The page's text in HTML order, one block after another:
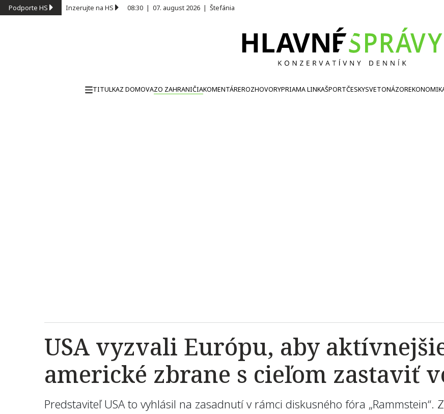
Podporte HS Inzerujte na HS 08:30 | 07. august 2026 | Štefánia
TITULKAZ DOMOVAZO ZAHRANIČIAKOMENTÁREROZHOVORYPRIAMA LINKAŠPORTČESKYSVETONÁZOR
USA vyzvali Európu, aby
americké zbrane s cieľom zastaviť
Predstaviteľ USA to vyhlásil na zasadnutí v rámci diskusného fóra „Rammstein“.